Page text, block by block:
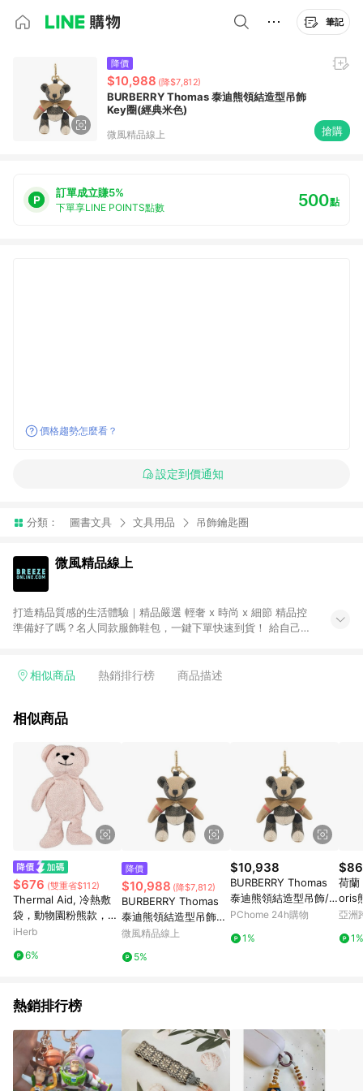
筆記
降價
$10,988 (降$7,812)
BURBERRY Thomas 泰迪熊領結造型吊飾
Key圈(經典米色)
微風精品線上 搶購
訂單成立賺5%
下單享LINE POINTS點數 500點
價格趨勢怎麼看？
設定到價通知
分類： 圖書文具 文具用品 吊飾鑰匙圈
微風精品線上
打造精品質感的生活體驗｜精品嚴選 輕奢 x 時尚 x 細節 精品控
準備好了嗎？名人同款服飾鞋包，一鍵下單快速到貨！ 給自己一
一瀏覽器於 24 小時內結帳才享有回饋，點數將於廠商出貨後 30
Breeze Beauty；其餘商品皆不享點數回饋。）
相似商品 熱銷排行榜 商品描述
相似商品
$676 (雙重省$112)
Thermal Aid, 冷熱敷
袋，動物園粉熊款，Be
lla，1 個
iHerb
6%
降價
$10,988 (降$7,812)
BURBERRY Thomas
泰迪熊領結造型吊飾Ke
y圈(經典米色)
微風精品線上
5%
$10,938
BURBERRY Thomas
泰迪熊領結造型吊飾/K
ey圈(經典米色) 81248
PChome 24h購物
1%
荷蘭
oris
啡色
亞洲
1%
熱銷排行榜